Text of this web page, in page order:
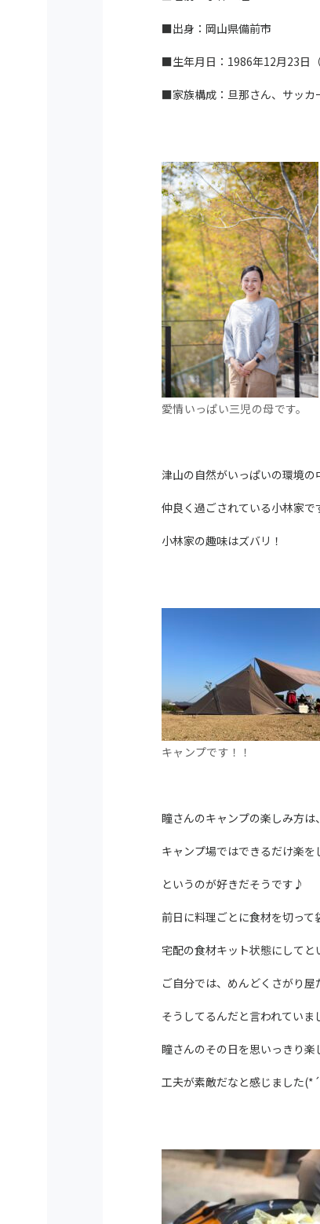
■出身：岡山県備前市
■生年月日：1986年12月23日
■家族構成：旦那さん、サッカ
愛情いっぱい三児の母です。
津山の自然がいっぱいの環境の
仲良く過ごされている小林家で
小林家の趣味はズバリ！
キャンプです！！
瞳さんのキャンプの楽しみ方は、
キャンプ場ではできるだけ楽を
というのが好きだそうです♪
前日に料理ごとに食材を切って
宅配の食材キット状態にしてと
ご自分では、めんどくさがり屋
そうしてるんだと言われていま
瞳さんのその日を思いっきり楽
工夫が素敵だなと感じました